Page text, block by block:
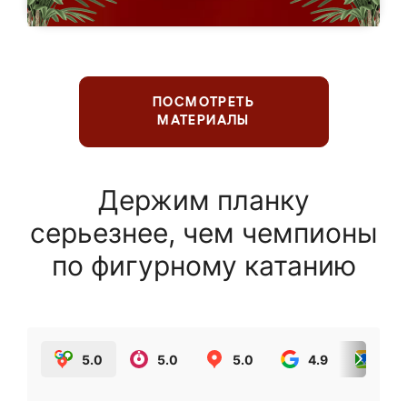
ПОСМОТРЕТЬ
МАТЕРИАЛЫ
Держим планку
серьезнее, чем чемпионы
по фигурному катанию
5.0 5.0 5.0 4.9